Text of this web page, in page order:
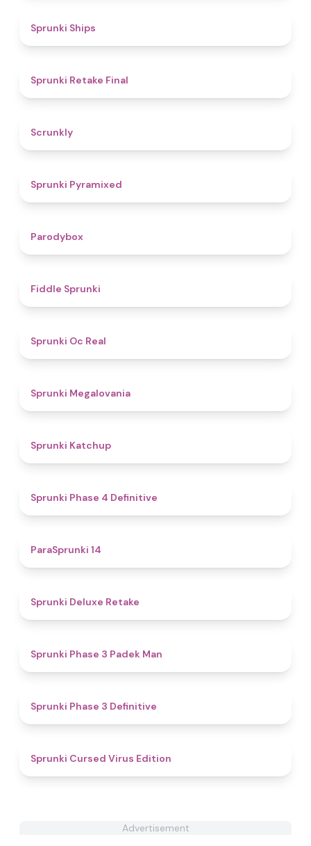
Sprunki Ships
Sprunki Retake Final
Scrunkly
Sprunki Pyramixed
Parodybox
Fiddle Sprunki
Sprunki Oc Real
Sprunki Megalovania
Sprunki Katchup
Sprunki Phase 4 Definitive
ParaSprunki 14
Sprunki Deluxe Retake
Sprunki Phase 3 Padek Man
Sprunki Phase 3 Definitive
Sprunki Cursed Virus Edition
Advertisement